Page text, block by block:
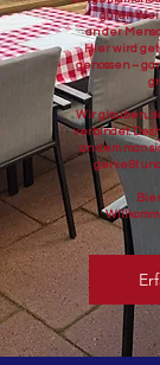
guten
an der
Hier wird
genossen –
Wir glauben,
verbindet.
an dem man
genießt